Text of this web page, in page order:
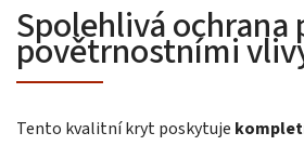
Spolehlivá ochrana
povětrnostními
Tento kvalitní kryt poskytuje